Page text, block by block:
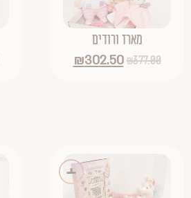
₪377.00
₪302.50
מארז ורודים